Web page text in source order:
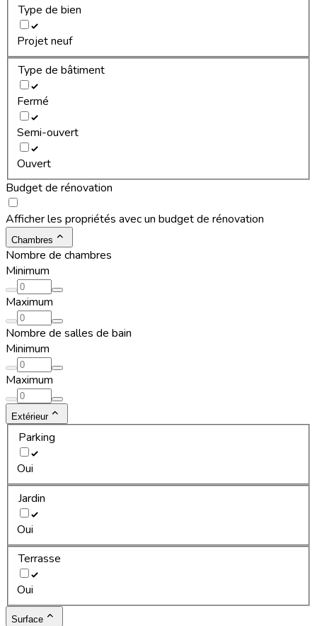
Type de bien
Projet neuf
Type de bâtiment
Fermé
Semi-ouvert
Ouvert
Budget de rénovation
Afficher les propriétés avec un budget de rénovation
Chambres
Nombre de chambres
Minimum
Maximum
Nombre de salles de bain
Minimum
Maximum
Extérieur
Parking
Oui
Jardin
Oui
Terrasse
Oui
Surface